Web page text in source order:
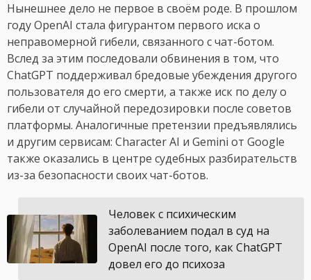
Нынешнее дело не первое в своём роде. В прошлом
году OpenAI стала фигурантом первого иска о
неправомерной гибели, связанного с чат-ботом.
Вслед за этим последовали обвинения в том, что
ChatGPT поддерживал бредовые убеждения другого
пользователя до его смерти, а также иск по делу о
гибели от случайной передозировки после советов
платформы. Аналогичные претензии предъявлялись
и другим сервисам: Character AI и Gemini от Google
также оказались в центре судебных разбирательств
из-за безопасности своих чат-ботов.
Человек с психическим
заболеванием подал в суд на
OpenAI после того, как ChatGPT
довел его до психоза